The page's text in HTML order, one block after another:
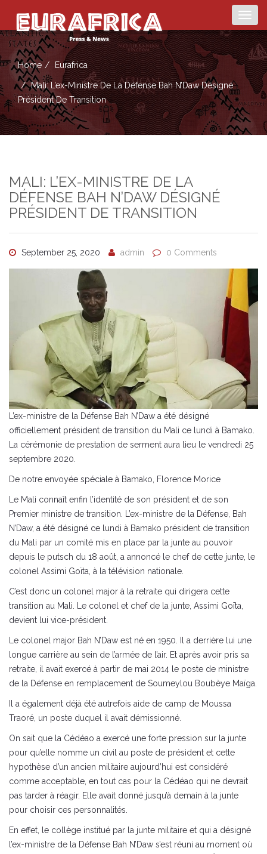
Home Eurafrica
Mali: L’ex-Ministre De La Défense Bah N’Daw Désigné
Président De Transition
MALI: L’EX-MINISTRE DE LA
DÉFENSE BAH N’DAW DÉSIGNÉ
PRÉSIDENT DE TRANSITION
September 25, 2020 admin 0 Comments
L’ex-ministre de la Défense Bah N’Daw a été désigné
officiellement président de transition du Mali ce lundi à Bamako.
La cérémonie de prestation de serment aura lieu le vendredi 25
septembre 2020.
De notre envoyée spéciale à Bamako, Florence Morice
Le Mali connaît enfin l’identité de son président et de son
Premier ministre de transition. L’ex-ministre de la Défense, Bah
N’Daw, a été désigné ce lundi à Bamako président de transition
du Mali par un comité mis en place par la junte au pouvoir
depuis le putsch du 18 août, a annoncé le chef de cette junte, le
colonel Assimi Goïta, à la télévision nationale.
C’est donc un colonel major à la retraite qui dirigera cette
transition au Mali. Le colonel et chef de la junte, Assimi Goïta,
devient lui vice-président.
Le colonel major Bah N’Daw est né en 1950. Il a derrière lui une
longue carrière au sein de l’armée de l’air. Et après avoir pris sa
retraite, il avait exercé à partir de mai 2014 le poste de ministre
de la Défense en remplacement de Soumeylou Boubèye Maïga.
Il a également déjà été autrefois aide de camp de Moussa
Traoré, un poste duquel il avait démissionné.
On sait que la Cédéao a exercé une forte pression sur la junte
pour qu’elle nomme un civil au poste de président et cette
hypothèse d’un ancien militaire aujourd’hui est considéré
comme acceptable, en tout cas pour la Cédéao qui ne devrait
pas tarder à réagir. Elle avait donné jusqu’à demain à la junte
pour choisir ces personnalités.
En effet, le collège institué par la junte militaire et qui a désigné
l’ex-ministre de la Défense Bah N’Daw s’est réuni au moment où